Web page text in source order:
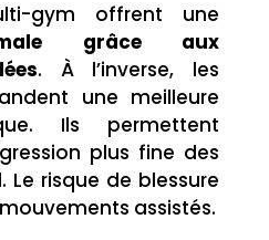
gym offrent une
grâce aux
. À l’inverse, les
une meilleure
Ils permettent
plus fine des
Le risque de blessure
assistés.